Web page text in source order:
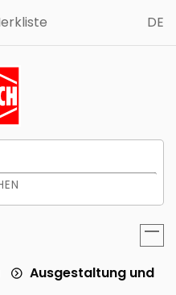
DE
Ausgestaltung und